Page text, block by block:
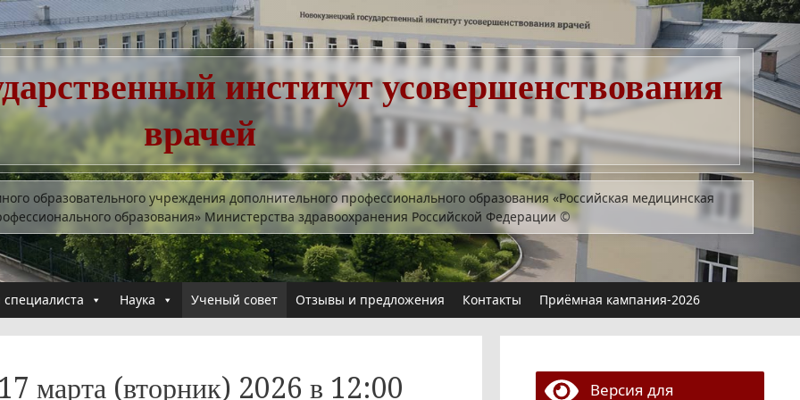
институт усовершенствования
врачей
образовательного учреждения дополнительного профессионального образования «Российская медицинская
образования» Министерства здравоохранения Российской Федерации©
Наука Ученый совет Отзывы и предложения Контакты Приёмная кампания-2026
17 марта (вторник) 2026 в 12:00
Версия для